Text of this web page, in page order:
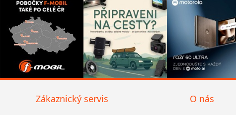
Zákaznický servis O nás